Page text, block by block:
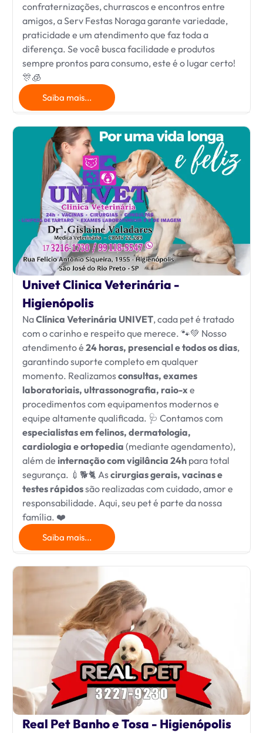
confraternizações, churrascos e encontros entre
amigos, a Serv Festas Noraga garante variedade,
praticidade e um atendimento que faz toda a
diferença. Se você busca facilidade e produtos
sempre prontos para consumo, este é o lugar certo!
🎊🧊
Saiba mais...
Univet Clinica Veterinária -
Higienópolis
NaClínica Veterinária UNIVET, cada pet é tratado
com o carinho e respeito que merece. 🐾💚 Nosso
atendimento é 24 horas, presencial e todos os dias,
garantindo suporte completo em qualquer
momento. Realizamosconsultas, exames
laboratoriais, ultrassonografia, raio-x e
procedimentos com equipamentos modernos e
equipe altamente qualificada. 🩺 Contamos com
especialistas em felinos, dermatologia,
cardiologia e ortopedia (mediante agendamento),
além de internação com vigilância 24hpara total
segurança. 💉🐕🐈 Ascirurgias gerais, vacinas e
testes rápidossão realizadas com cuidado, amor e
responsabilidade. Aqui, seu pet é parte da nossa
família. ❤️
Saiba mais...
Real Pet Banho e Tosa - Higienópolis